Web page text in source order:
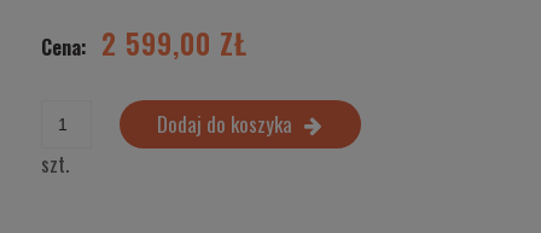
Cena: 2 599,00 ZŁ
szt.
Dodaj do koszyka